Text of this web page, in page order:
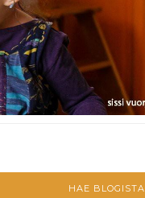
HAE BLOGISTA